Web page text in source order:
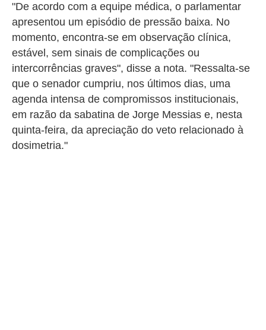
"De acordo com a equipe médica, o parlamentar
apresentou um episódio de pressão baixa. No
momento, encontra-se em observação clínica,
estável, sem sinais de complicações ou
intercorrências graves", disse a nota. "Ressalta-se
que o senador cumpriu, nos últimos dias, uma
agenda intensa de compromissos institucionais,
em razão da sabatina de Jorge Messias e, nesta
quinta-feira, da apreciação do veto relacionado à
dosimetria."